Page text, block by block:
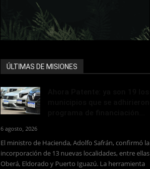
ÚLTIMAS DE MISIONES
6 agosto, 2026
El ministro de Hacienda, Adolfo Safrán, confirmó la
incorporación de 13 nuevas localidades, entre ellas
Oberá, Eldorado y Puerto Iguazú. La herramienta